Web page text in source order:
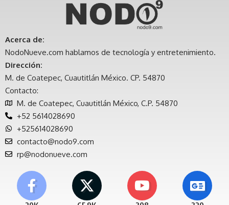
Acerca de:
NodoNueve.com hablamos de tecnología y entretenimiento.
Dirección:
M. de Coatepec, Cuautitlán México. CP. 54870
Contacto:
M. de Coatepec, Cuautitlán México, C.P. 54870
+52 5614028690
+525614028690
contacto@nodo9.com
rp@nodonueve.com